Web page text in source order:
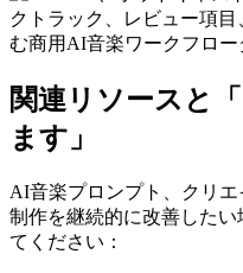
関連リソースと
ます」
AI音楽プロンプト、クリ
制作を継続的に改善した
てください：